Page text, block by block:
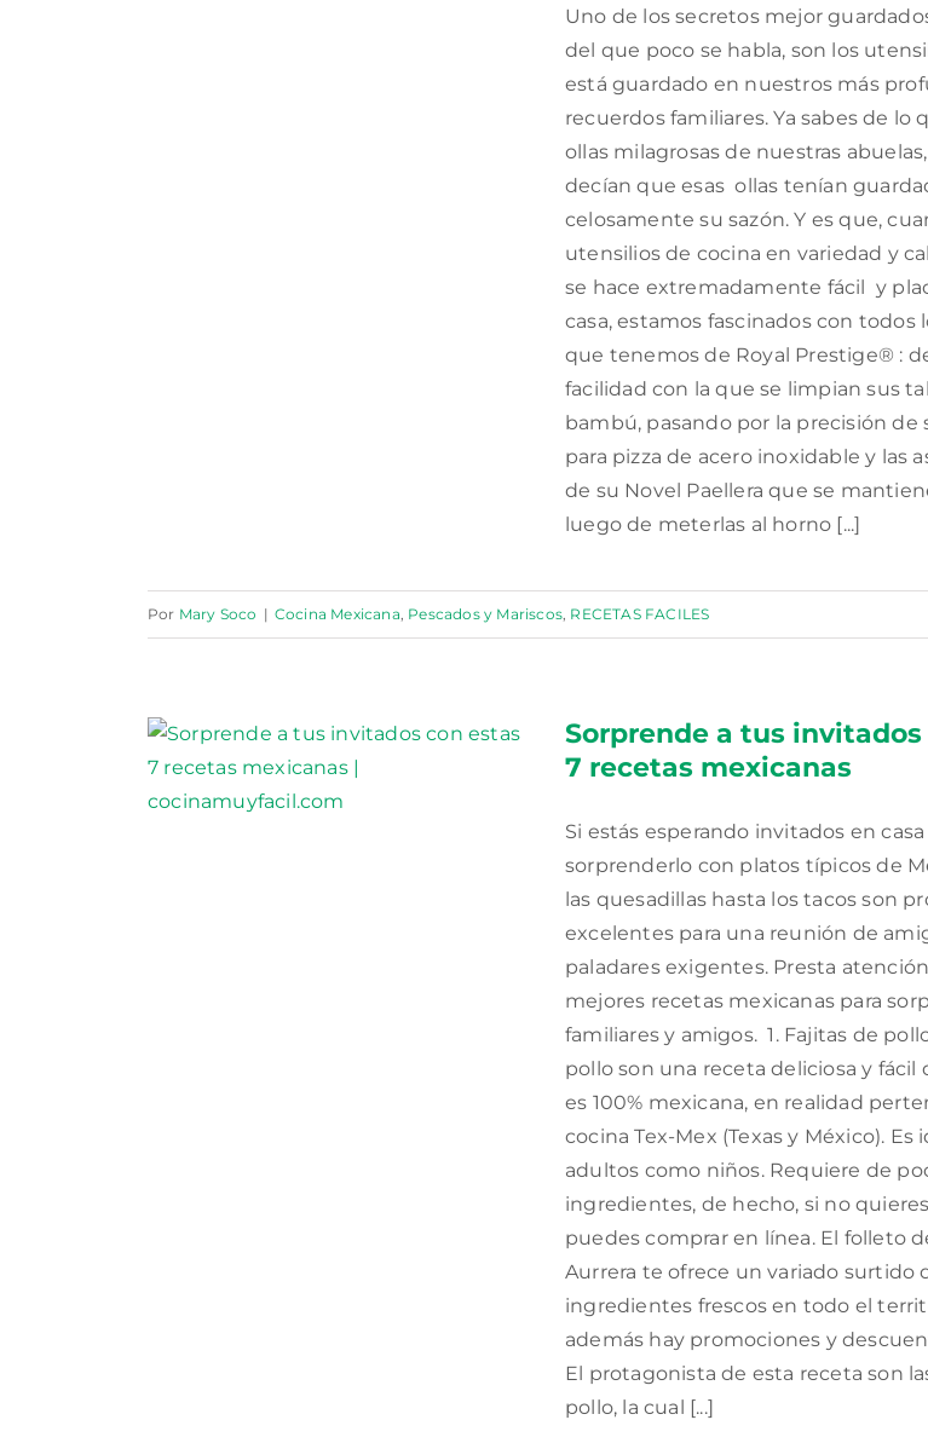
Uno de los secretos mejor
del que poco se habla, son los
está guardado en nuestros más
recuerdos familiares. Ya sabes de lo
ollas milagrosas de nuestras
decían que esas ollas tenían
celosamente su sazón. Y es que,
utensilios de cocina en variedad y
se hace extremadamente fácil y
casa, estamos fascinados con todos
que tenemos de Royal Prestige® :
facilidad con la que se limpian sus
bambú, pasando por la precisión de
para pizza de acero inoxidable y las
de su Novel Paellera que se
luego de meterlas al horno [...]
Por Mary Soco | Cocina Mexicana, Pescados y Mariscos, RECETAS FACILES
Sorprende a tus
7 recetas mexicanas
Si estás esperando invitados en
sorprenderlo con platos típicos de
las quesadillas hasta los tacos son
excelentes para una reunión de
paladares exigentes. Presta
mejores recetas mexicanas para
familiares y amigos. 1. Fajitas de
pollo son una receta deliciosa y fácil
es 100% mexicana, en realidad
cocina Tex-Mex (Texas y México). Es
adultos como niños. Requiere de
ingredientes, de hecho, si no
puedes comprar en línea. El folleto
Aurrera te ofrece un variado surtido
ingredientes frescos en todo el
además hay promociones y
El protagonista de esta receta son
pollo, la cual [...]